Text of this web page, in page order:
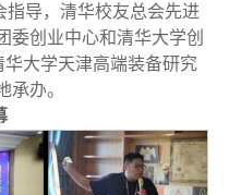
导，清华校友总会先进
委创业中心和清华大学创
大学天津高端装备研究
办。